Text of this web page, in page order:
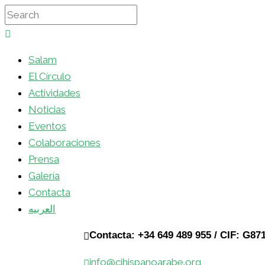
Salam
El Círculo
Actividades
Noticias
Eventos
Colaboraciones
Prensa
Galería
Contacta
العربيه
Contacta: +34 649 489 955 / CIF:
info@cihispanoarabe.org